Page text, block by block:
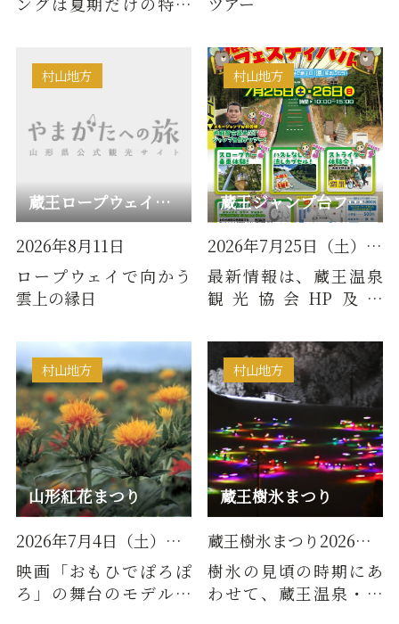
星空を観…
蔵王ロープウェイ夏祭り
村山地方
2026年8月11日
ロープウェイで向かう
雲上の縁日
蔵王ジャンプ台フェスティバル
村山地方
2026年7月25日（土）・26日（…
最新情報は、蔵王温泉
観光協会HP及び
しますので、こまめに
チェックしてく…
山形紅花まつり
村山地方
2026年7月4日（土）・5日（日）
映画「おもひでぽろぽ
ろ」の舞台のモデルと
蔵王樹氷まつり
村山地方
蔵王樹氷まつり2026 2025年12…
樹氷の見頃の時期にあ
わせて、蔵王温泉・蔵